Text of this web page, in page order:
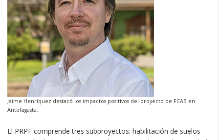
Jaime Henríquez destacó los impactos positivos del proyecto de FCAB en
Antofagasta.
El PRPF comprende tres subproyectos: habilitación de suelos